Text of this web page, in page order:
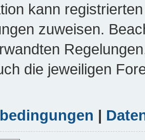
kann
zuweisen.
die jeweiligen
|